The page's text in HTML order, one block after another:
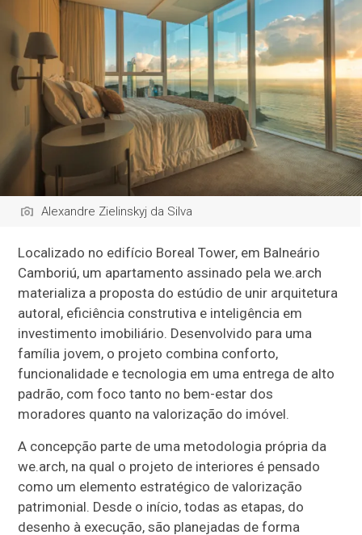
Alexandre Zielinskyj da Silva
Localizado no edifício Boreal Tower, em Balneário
Camboriú, um apartamento assinado pela we.arch
materializa a proposta do estúdio de unir arquitetura
autoral, eficiência construtiva e inteligência em
investimento imobiliário. Desenvolvido para uma
família jovem, o projeto combina conforto,
funcionalidade e tecnologia em uma entrega de alto
padrão, com foco tanto no bem-estar dos
moradores quanto na valorização do imóvel.
A concepção parte de uma metodologia própria da
we.arch, na qual o projeto de interiores é pensado
como um elemento estratégico de valorização
patrimonial. Desde o início, todas as etapas, do
desenho à execução, são planejadas de forma